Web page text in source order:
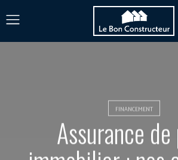
FINANCEMENT
Assurance